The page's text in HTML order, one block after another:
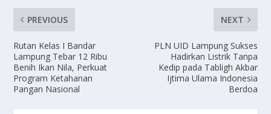
PREVIOUS
Rutan Kelas I Bandar
Lampung Tebar 12 Ribu
Benih Ikan Nila, Perkuat
Program Ketahanan
Pangan Nasional
NEXT
PLN UID Lampung Sukses
Hadirkan Listrik Tanpa
Kedip pada Tabligh Akbar
Ijtima Ulama Indonesia
Berdoa